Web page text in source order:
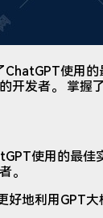
使用
开发者。 掌握
使用的最
。
地利用GPT大